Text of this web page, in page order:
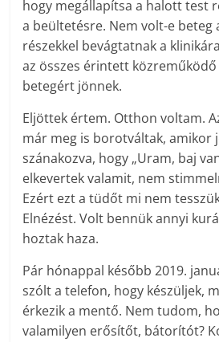
hogy megállapítsa a halott test
a beültetésre. Nem volt-e beteg
részekkel bevágtatnak a
az összes érintett közreműködő
betegért jönnek.
Eljöttek értem. Otthon voltam.
már meg is borotváltak, amikor
szánakozva, hogy „Uram, baj
elkevertek valamit, nem
Ezért ezt a tüdőt mi nem
Elnézést. Volt bennük annyi
hoztak haza.
Pár hónappal később 2019.
szólt a telefon, hogy készüljek,
érkezik a mentő. Nem tudom,
valamilyen erősítőt, bátorítót?